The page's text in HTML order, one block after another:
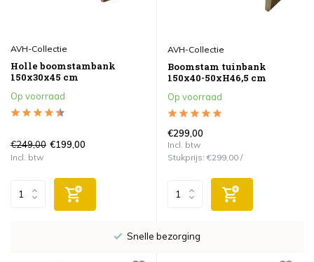
AVH-Collectie
Holle boomstambank
150x30x45 cm
Op voorraad
€249,00 €199,00
Incl. btw
AVH-Collectie
Boomstam tuinbank
150x40-50xH46,5 cm
Op voorraad
€299,00
Incl. btw
Stukprijs: €299,00 /
Snelle bezorging